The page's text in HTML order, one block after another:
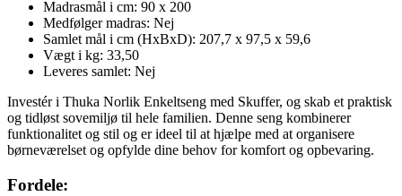
Madrasmål i cm: 90 x 200
Medfølger madras: Nej
Samlet mål i cm (HxBxD): 207,7 x 97,5 x 59,6
Vægt i kg: 33,50
Leveres samlet: Nej
Investér i Thuka Norlik Enkeltseng med Skuffer, og skab et praktisk
og tidløst sovemiljø til hele familien. Denne seng kombinerer
funktionalitet og stil og er ideel til at hjælpe med at organisere
børneværelset og opfylde dine behov for komfort og opbevaring.
Fordele: